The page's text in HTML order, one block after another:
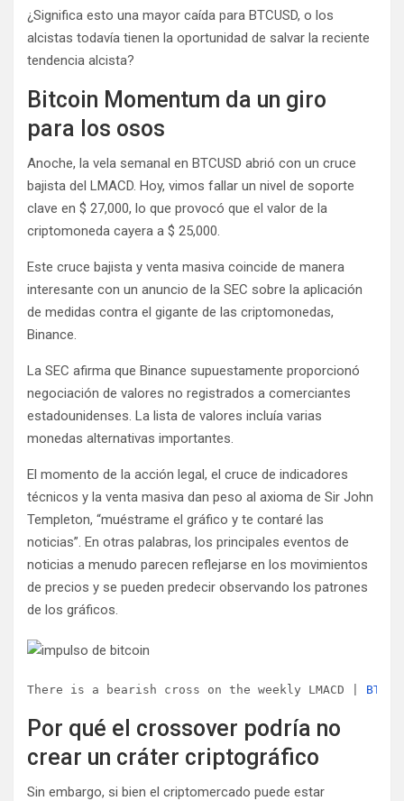
¿Significa esto una mayor caída para BTCUSD, o los
alcistas todavía tienen la oportunidad de salvar la reciente
tendencia alcista?
Bitcoin Momentum da un giro
para los osos
Anoche, la vela semanal en BTCUSD abrió con un cruce
bajista del LMACD. Hoy, vimos fallar un nivel de soporte
clave en $ 27,000, lo que provocó que el valor de la
criptomoneda cayera a $ 25,000.
Este cruce bajista y venta masiva coincide de manera
interesante con un anuncio de la SEC sobre la aplicación
de medidas contra el gigante de las criptomonedas,
Binance.
La SEC afirma que Binance supuestamente proporcionó
negociación de valores no registrados a comerciantes
estadounidenses. La lista de valores incluía varias
monedas alternativas importantes.
El momento de la acción legal, el cruce de indicadores
técnicos y la venta masiva dan peso al axioma de Sir John
Templeton, “muéstrame el gráfico y te contaré las
noticias”. En otras palabras, los principales eventos de
noticias a menudo parecen reflejarse en los movimientos
de precios y se pueden predecir observando los patrones
de los gráficos.
There is a bearish cross on the weekly LMACD |
Por qué el crossover podría no
crear un cráter criptográfico
Sin embargo, si bien el criptomercado puede estar